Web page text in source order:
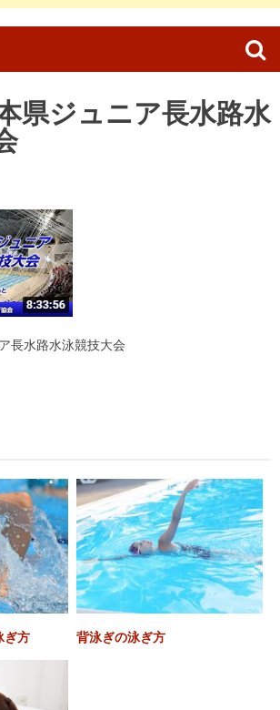
県ジュニア長水路水
長水路水泳競技大会
ぎ方 背泳ぎの泳ぎ方